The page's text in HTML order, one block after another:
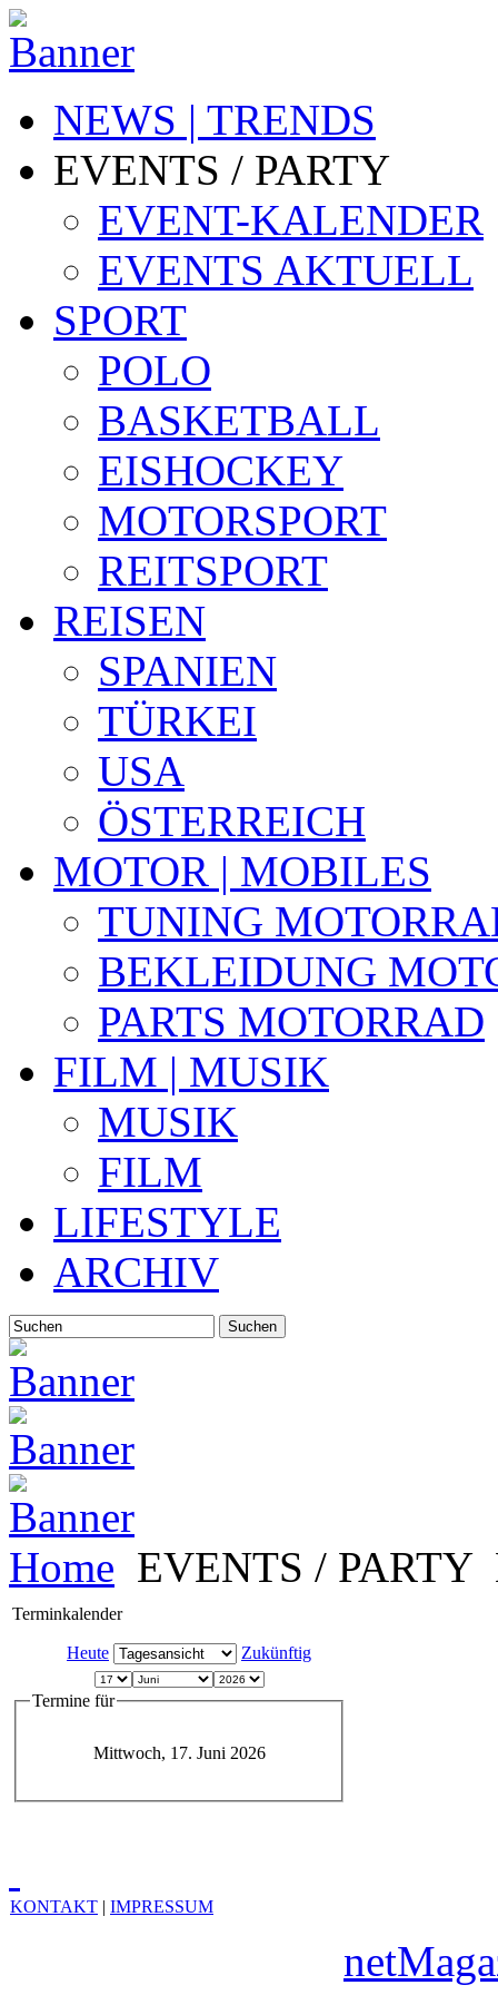
NEWS | TRENDS
EVENTS / PARTY
EVENT-KALENDER
EVENTS AKTUELL
SPORT
POLO
BASKETBALL
EISHOCKEY
MOTORSPORT
REITSPORT
REISEN
SPANIEN
TÜRKEI
USA
ÖSTERREICH
MOTOR | MOBILES
TUNING
BEKLEIDUNG
PARTS MOTORRAD
FILM | MUSIK
MUSIK
FILM
LIFESTYLE
ARCHIV
Suchen
Home EVENTS / PARTY
Terminkalender
Heute Zukünftig
Termine für
Mittwoch, 17. Juni 2026
KONTAKT | IMPRESSUM